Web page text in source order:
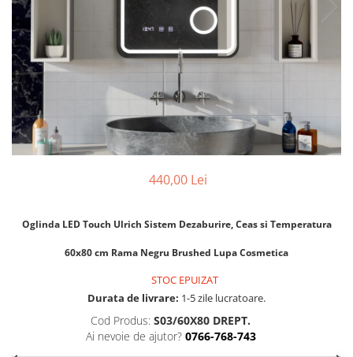
APLICE MODERNE
PLAFONIERE MODERNE
VEIOZE MODERNE
LAMPADARE MODERNE
SUSPENSII CU LED
APLICE CU LED
MINI SPOTURI MAGNETICE &
LAMPADARE CU LED
SUSPENSII VINTAGE
PLAFONIERE VINTAGE
ACCESORII & CABLU VINTAGE
440,00 Lei
Oglinda LED Touch Ulrich Sistem Dezaburire, Ceas si Temperatura
60x80 cm Rama Negru Brushed Lupa Cosmetica
STOC EPUIZAT
Durata de livrare: 1-5 zile lucratoare.
Cod Produs: S03/60X80 DREPT.
Ai nevoie de ajutor? 0766-768-743